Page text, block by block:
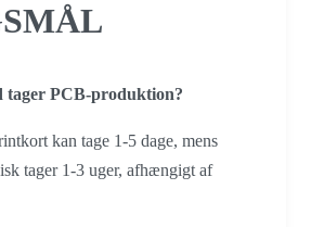
tager PCB-produktion?
kan tage 1-5 dage, mens
tager 1-3 uger, afhængigt af